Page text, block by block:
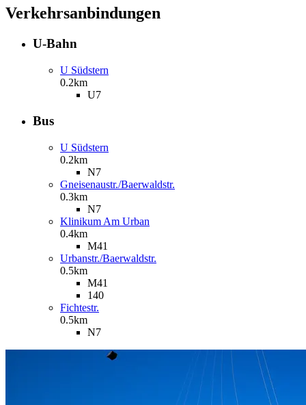
Verkehrsanbindungen
U-Bahn
U Südstern
0.2km
U7
Bus
U Südstern
0.2km
N7
Gneisenaustr./Baerwaldstr.
0.3km
N7
Klinikum Am Urban
0.4km
M41
Urbanstr./Baerwaldstr.
0.5km
M41
140
Fichtestr.
0.5km
N7